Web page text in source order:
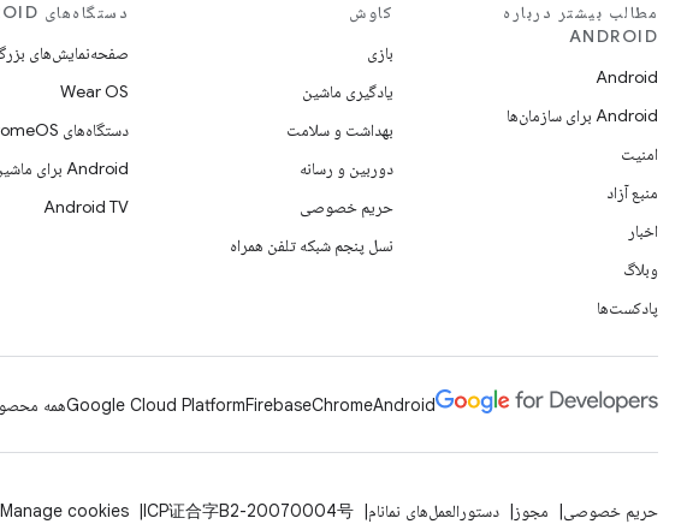
مطالب بیشتر درباره
ANDROID
Android
Android برای سازمان‌ها
امنیت
منبع آزاد
اخبار
وبلاگ
پادکست‌ها
کاوش
بازی
یادگیری ماشین
بهداشت و سلامت
دوربین و رسانه
حریم خصوصی
نسل پنجم شبکه تلفن همراه
دستگاه‌های ANDROID
صفحه‌نمایش‌های
Wear OS
دستگاه‌های ChromeOS
Android برای ماشین‌ها
Android TV
Android
Chrome
Firebase
Google Cloud Platformهمه
حریم خصوصی مجوز دستورالعمل‌های نمانام ICP证合字B2-20070004号
Manage cookies